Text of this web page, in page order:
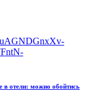
в отели: можно обойтись